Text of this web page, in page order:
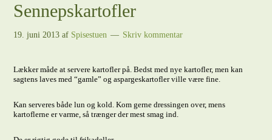
Sennepskartofler
19. juni 2013 af Spisestuen Skriv kommentar
Lækker måde at servere kartofler på. Bedst med nye kartofler, men kan
sagtens laves med “gamle” og aspargeskartofler ville være fine.
Kan serveres både lun og kold. Kom gerne dressingen over, mens
kartoflerne er varme, så trænger der mest smag ind.